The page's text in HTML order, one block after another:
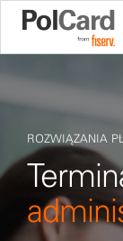
ROZWIĄZANIA